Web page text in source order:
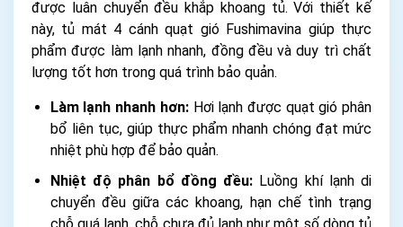
được luân chuyển đều khắp khoang tủ. Với thiết kế
này, tủ mát 4 cánh quạt gió Fushimavina giúp thực
phẩm được làm lạnh nhanh, đồng đều và duy trì chất
lượng tốt hơn trong quá trình bảo quản.
Làm lạnh nhanh hơn:Hơi lạnh được quạt gió phân
bổ liên tục, giúp thực phẩm nhanh chóng đạt mức
nhiệt phù hợp để bảo quản.
Nhiệt độ phân bổ đồng đều: Luồng khí lạnh di
chuyển đều giữa các khoang, hạn chế tình trạng
chỗ quá lạnh, chỗ chưa đủ lạnh như một số dòng tủ